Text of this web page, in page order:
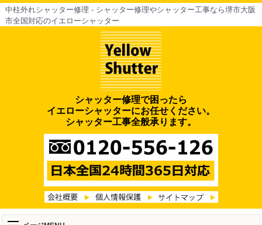
中柱外れシャッター修理 - シャッター修理やシャッター工事なら堺市大阪
市全国対応のイエローシャッター
シャッター修理で困ったら
イエローシャッターにお任せください。
シャッター工事全般承ります。